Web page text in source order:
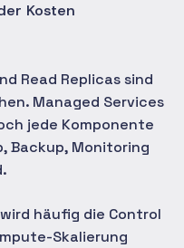
Kosten
Read Replicas sind
Managed Services
jede Komponente
Backup, Monitoring
häufig die Control
Skalierung